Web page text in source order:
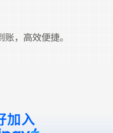
，高效便捷。
加入